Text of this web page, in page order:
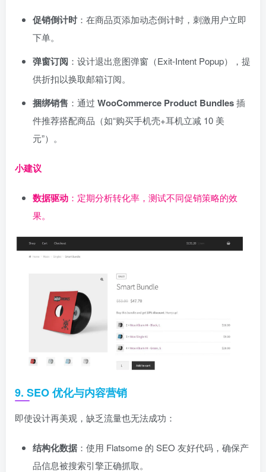
促销倒计时：在商品页添加动态倒计时，刺激用户立即
下单。
弹窗订阅 ：设计退出意图弹窗（Exit-Intent Popup），提
供折扣以换取邮箱订阅。
捆绑销售 ：通过 WooCommerce Product Bundles插
件推荐搭配商品（如“购买手机壳+耳机立减 10 美
元”）。
小建议
数据驱动 ：定期分析转化率，测试不同促销策略的效
果。
9. SEO 优化与内容营销
即使设计再美观，缺乏流量也无法成功：
结构化数据 ：使用 Flatsome 的 SEO 友好代码，确保产
品信息被搜索引擎正确抓取。